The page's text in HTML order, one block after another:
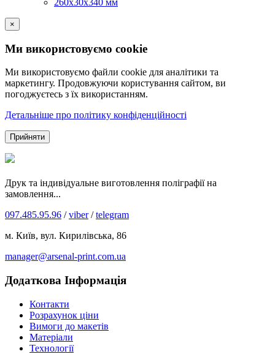
260х30х340 мм
×
Ми використовуємо cookie
Ми використовуємо файли cookie для аналітики та
маркетингу. Продовжуючи користування сайтом, ви
погоджуєтесь з їх використанням.
Детальніше про політику конфіденційності
Прийняти
Друк та індивідуальне виготовлення поліграфії на
замовлення...
097.485.95.96 /viber/telegram
м. Київ, вул. Кирилівська, 86
manager@arsenal-print.com.ua
Додаткова Інформація
Контакти
Розрахунок ціни
Вимоги до макетів
Матеріали
Технології